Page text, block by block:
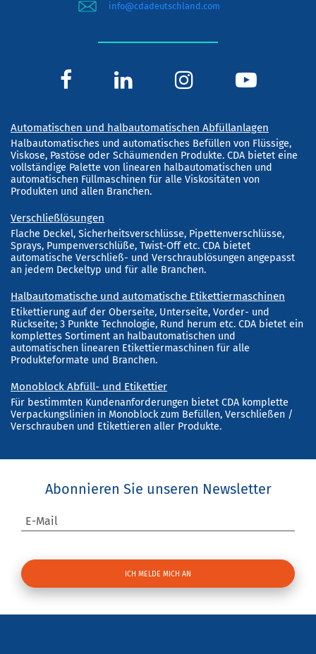
info@cdadeutschland.com
Automatischen und halbautomatischen Abfüllanlagen
Halbautomatisches und automatisches Befüllen von Flüssige,
Viskose, Pastöse oder Schäumenden Produkte. CDA bietet eine
vollständige Palette von linearen halbautomatischen und
automatischen Füllmaschinen für alle Viskositäten von
Produkten und allen Branchen.
Verschließlösungen
Flache Deckel, Sicherheitsverschlüsse, Pipettenverschlüsse,
Sprays, Pumpenverschlüße, Twist-Off etc. CDA bietet
automatische Verschließ- und Verschraublösungen angepasst
an jedem Deckeltyp und für alle Branchen.
Halbautomatische und automatische Etikettiermaschinen
Etikettierung auf der Oberseite, Unterseite, Vorder- und
Rückseite; 3 Punkte Technologie, Rund herum etc. CDA bietet ein
komplettes Sortiment an halbautomatischen und
automatischen linearen Etikettiermaschinen für alle
Produkteformate und Branchen.
Monoblock Abfüll- und Etikettier
Für bestimmten Kundenanforderungen bietet CDA komplette
Verpackungslinien in Monoblock zum Befüllen, Verschließen /
Verschrauben und Etikettieren aller Produkte.
Abonnieren Sie unseren Newsletter
E-Mail